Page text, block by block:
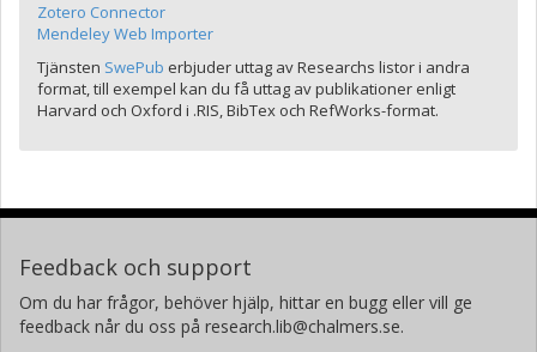
Zotero Connector
Mendeley Web Importer
Tjänsten SwePub erbjuder uttag av Researchs listor i andra
format, till exempel kan du få uttag av publikationer enligt
Harvard och Oxford i .RIS, BibTex och RefWorks-format.
Feedback och support
Om du har frågor, behöver hjälp, hittar en bugg eller vill ge
feedback når du oss på research.lib@chalmers.se.